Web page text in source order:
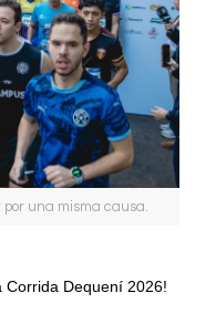
una misma causa.
Corrida Dequení 2026!